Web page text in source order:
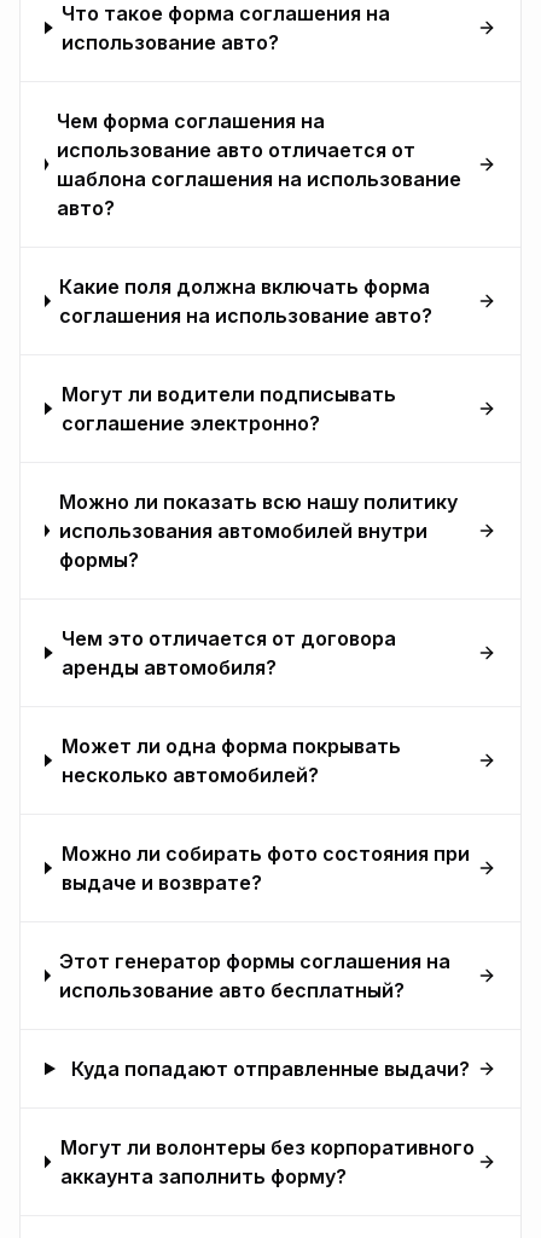
Что такое форма соглашения на
использование авто?
Чем форма соглашения на
использование авто отличается от
шаблона соглашения на использование
авто?
Какие поля должна включать форма
соглашения на использование авто?
Могут ли водители подписывать
соглашение электронно?
Можно ли показать всю нашу политику
использования автомобилей внутри
формы?
Чем это отличается от договора
аренды автомобиля?
Может ли одна форма покрывать
несколько автомобилей?
Можно ли собирать фото состояния при
выдаче и возврате?
Этот генератор формы соглашения на
использование авто бесплатный?
Куда попадают отправленные выдачи?
Могут ли волонтеры без корпоративного
аккаунта заполнить форму?